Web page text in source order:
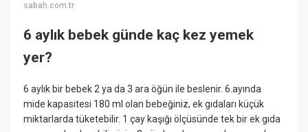
sabah.com.tr
6 aylık bebek günde kaç kez yemek
yer?
6 aylık bir bebek 2 ya da 3 ara öğün ile beslenir. 6.ayında
mide kapasitesi 180 ml olan bebeğiniz, ek gıdaları küçük
miktarlarda tüketebilir. 1 çay kaşığı ölçüsünde tek bir ek gıda